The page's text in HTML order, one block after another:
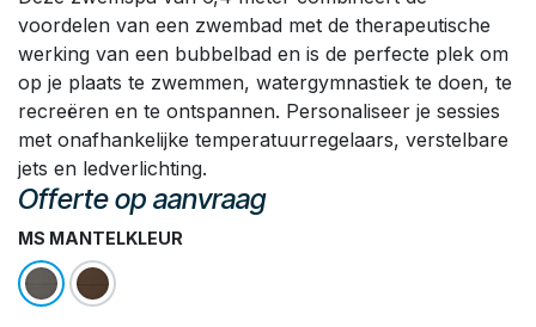
voordelen van een zwembad met de therapeutische
werking van een bubbelbad en is de perfecte plek om
op je plaats te zwemmen, watergymnastiek te doen, te
recreëren en te ontspannen. Personaliseer je sessies
met onafhankelijke temperatuurregelaars, verstelbare
jets en ledverlichting.
Offerte op aanvraag
MS MANTELKLEUR